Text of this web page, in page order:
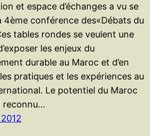
et espace d’échanges a vu se
4ème conférence des«Débats du
tables rondes se veulent une
les enjeux du
durable au Maroc et d’en
pratiques et les expériences au
Le potentiel du Maroc
reconnu…